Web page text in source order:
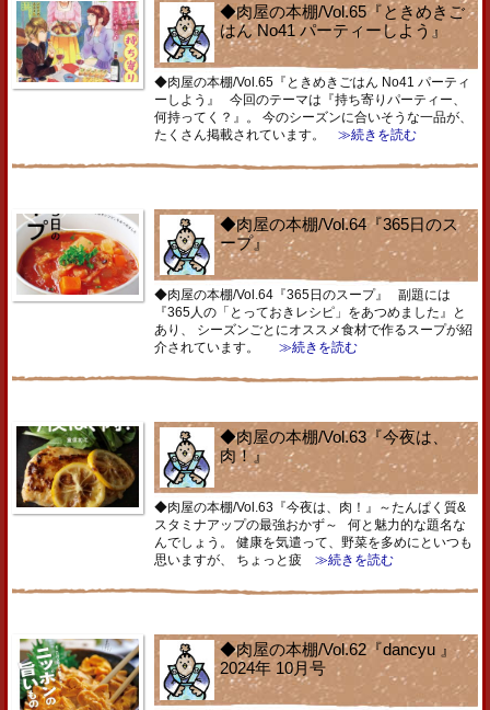
◆肉屋の本棚/Vol.65『ときめきご
はん No41 パーティーしよう』
◆肉屋の本棚/Vol.65『ときめきごはん No41 パーティ
ーしよう』 今回のテーマは『持ち寄りパーティー、
何持ってく？』。 今のシーズンに合いそうな一品が、
たくさん掲載されています。
≫続きを読む
◆肉屋の本棚/Vol.64『365日のス
ープ』
◆肉屋の本棚/Vol.64『365日のスープ』 副題には
『365人の「とっておきレシピ」をあつめました』と
あり、 シーズンごとにオススメ食材で作るスープが紹
介されています。
≫続きを読む
◆肉屋の本棚/Vol.63『今夜は、
肉！』
◆肉屋の本棚/Vol.63『今夜は、肉！』～たんぱく質&
スタミナアップの最強おかず～ 何と魅力的な題名な
んでしょう。 健康を気遣って、野菜を多めにといつも
思いますが、 ちょっと疲
≫続きを読む
◆肉屋の本棚/Vol.62『dancyu 』
2024年 10月号